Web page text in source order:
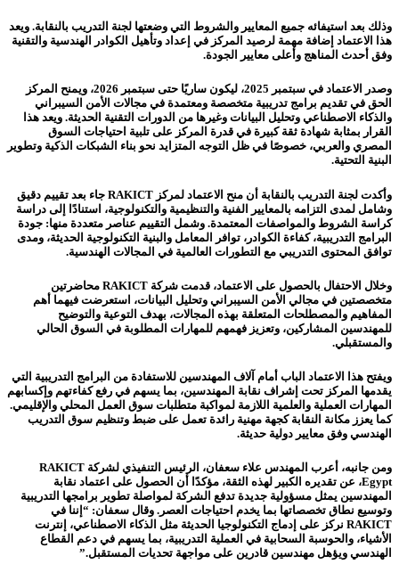
وذلك بعد استيفائه جميع المعايير والشروط التي وضعتها لجنة التدريب بالنقابة. ويعد
هذا الاعتماد إضافة مهمة لرصيد المركز في إعداد وتأهيل الكوادر الهندسية والتقنية
وفق أحدث المناهج وأعلى معايير الجودة.
وصدر الاعتماد في سبتمبر 2025، ليكون ساريًا حتى سبتمبر 2026، ويمنح المركز
الحق في تقديم برامج تدريبية متخصصة ومعتمدة في مجالات الأمن السيبراني
والذكاء الاصطناعي وتحليل البيانات وغيرها من الدورات التقنية الحديثة. ويعد هذا
القرار بمثابة شهادة ثقة كبيرة في قدرة المركز على تلبية احتياجات السوق
المصري والعربي، خصوصًا في ظل التوجه المتزايد نحو بناء الشبكات الذكية وتطوير
البنية التحتية.
وأكدت لجنة التدريب بالنقابة أن منح الاعتماد لمركز RAKICT جاء بعد تقييم دقيق
وشامل لمدى التزامه بالمعايير الفنية والتنظيمية والتكنولوجية، استنادًا إلى دراسة
كراسة الشروط والمواصفات المعتمدة. وشمل التقييم عناصر متعددة منها: جودة
البرامج التدريبية، كفاءة الكوادر، توافر المعامل والبنية التكنولوجية الحديثة، ومدى
توافق المحتوى التدريبي مع التطورات العالمية في المجالات الهندسية.
وخلال الاحتفال بالحصول على الاعتماد، قدمت شركة RAKICT محاضرتين
متخصصتين في مجالي الأمن السيبراني وتحليل البيانات، استعرضت فيهما أهم
المفاهيم والمصطلحات المتعلقة بهذه المجالات، بهدف التوعية والتوضيح
للمهندسين المشاركين، وتعزيز فهمهم للمهارات المطلوبة في السوق الحالي
والمستقبلي.
ويفتح هذا الاعتماد الباب أمام آلاف المهندسين للاستفادة من البرامج التدريبية التي
يقدمها المركز تحت إشراف نقابة المهندسين، بما يسهم في رفع كفاءتهم وإكسابهم
المهارات العملية والعلمية اللازمة لمواكبة متطلبات سوق العمل المحلي والإقليمي.
كما يعزز مكانة النقابة كجهة مهنية رائدة تعمل على ضبط وتنظيم سوق التدريب
الهندسي وفق معايير دولية حديثة.
ومن جانبه، أعرب المهندس علاء سعفان، الرئيس التنفيذي لشركة RAKICT
Egypt، عن تقديره الكبير لهذه الثقة، مؤكدًا أن الحصول على اعتماد نقابة
المهندسين يمثل مسؤولية جديدة تدفع الشركة لمواصلة تطوير برامجها التدريبية
وتوسيع نطاق تخصصاتها بما يخدم احتياجات العصر. وقال سعفان: “إننا في
RAKICT نركز على إدماج التكنولوجيا الحديثة مثل الذكاء الاصطناعي، إنترنت
الأشياء، والحوسبة السحابية في العملية التدريبية، بما يسهم في دعم القطاع
الهندسي ويؤهل مهندسين قادرين على مواجهة تحديات المستقبل.”